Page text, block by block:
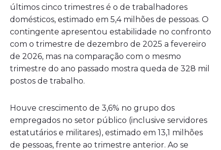
últimos cinco trimestres é o de trabalhadores
domésticos, estimado em 5,4 milhões de pessoas. O
contingente apresentou estabilidade no confronto
com o trimestre de dezembro de 2025 a fevereiro
de 2026, mas na comparação com o mesmo
trimestre do ano passado mostra queda de 328 mil
postos de trabalho.
Houve crescimento de 3,6% no grupo dos
empregados no setor público (inclusive servidores
estatutários e militares), estimado em 13,1 milhões
de pessoas, frente ao trimestre anterior. Ao se